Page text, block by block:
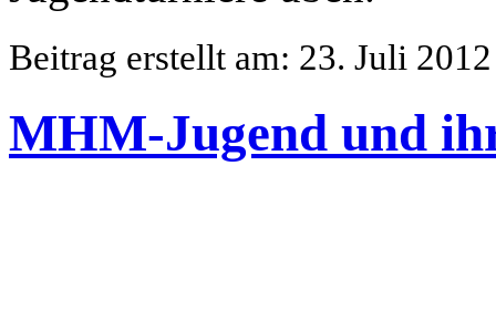
Beitrag erstellt am: 23. Juli 2012
MHM-Jugend und